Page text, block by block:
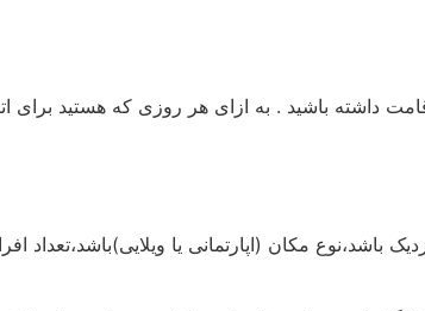
مکان (اپارتمانی یا ویلایی)باشد،تعداد